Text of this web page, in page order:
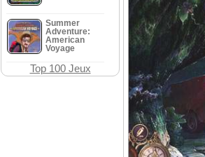
Summer
Adventure:
American
Voyage
Top 100 Jeux